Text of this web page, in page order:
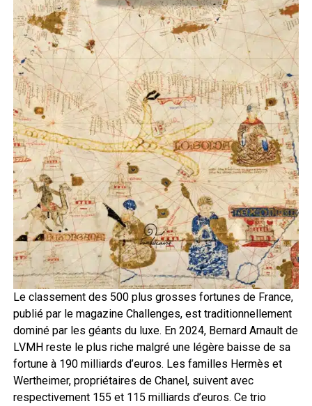
Le classement des 500 plus grosses fortunes de France,
publié par le magazine Challenges, est traditionnellement
dominé par les géants du luxe. En 2024, Bernard Arnault de
LVMH reste le plus riche malgré une légère baisse de sa
fortune à 190 milliards d’euros. Les familles Hermès et
Wertheimer, propriétaires de Chanel, suivent avec
respectivement 155 et 115 milliards d’euros. Ce trio